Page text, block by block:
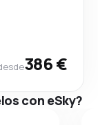
386 €
con eSky?